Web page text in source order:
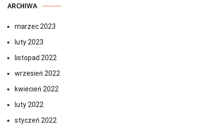
ARCHIWA
marzec 2023
luty 2023
listopad 2022
wrzesień 2022
kwiecień 2022
luty 2022
styczeń 2022